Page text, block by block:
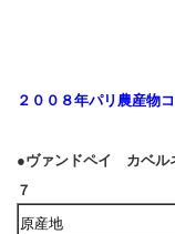
２００８年パリ農産物
●ヴァンドペイ カベル
７
原産地